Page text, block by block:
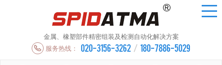
金属、橡塑部件精密组装及检测自动化解决方案
服务热线：
020-3156-3262 / 180-7886-5029